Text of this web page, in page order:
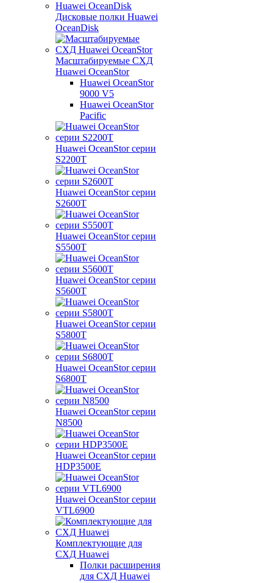
Дисковые полки Huawei
OceanDisk
Масштабируемые СХД
Huawei OceanStor
Huawei OceanStor
9000 V5
Huawei OceanStor
Pacific
Huawei OceanStor серии
S2200T
Huawei OceanStor серии
S2600T
Huawei OceanStor серии
S5500T
Huawei OceanStor серии
S5600T
Huawei OceanStor серии
S5800T
Huawei OceanStor серии
S6800T
Huawei OceanStor серии
N8500
Huawei OceanStor серии
HDP3500E
Huawei OceanStor серии
VTL6900
Комплектующие для
СХД Huawei
Полки расширения
для СХД Huawei